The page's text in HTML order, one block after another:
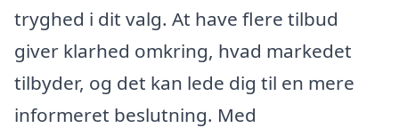
tryghed i dit valg. At have flere tilbud
giver klarhed omkring, hvad markedet
tilbyder, og det kan lede dig til en mere
informeret beslutning. Med